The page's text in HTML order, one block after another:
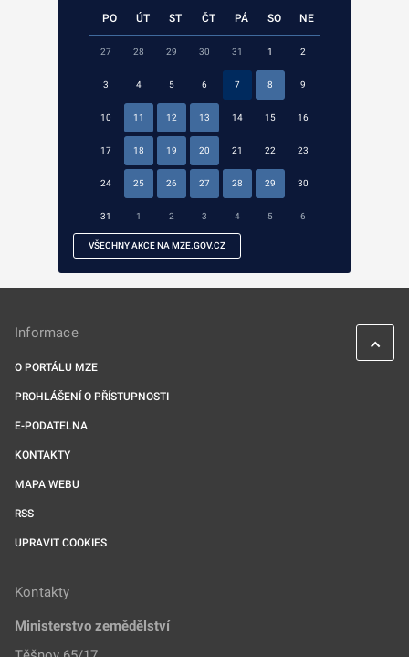
PO ÚT ST ČT PÁ SO NE
27 28 29 30 31 1 2
3 4 5 6 7 8 9
10 11 12 13 14 15 16
17 18 19 20 21 22 23
24 25 26 27 28 29 30
31 1 2 3 4 5 6
VŠECHNY AKCE NA MZE.GOV.CZ
Informace
O PORTÁLU MZE
PROHLÁŠENÍ O PŘÍSTUPNOSTI
E-PODATELNA
KONTAKTY
MAPA WEBU
RSS
UPRAVIT COOKIES
Kontakty
Ministerstvo zemědělství